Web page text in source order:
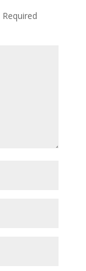
Required